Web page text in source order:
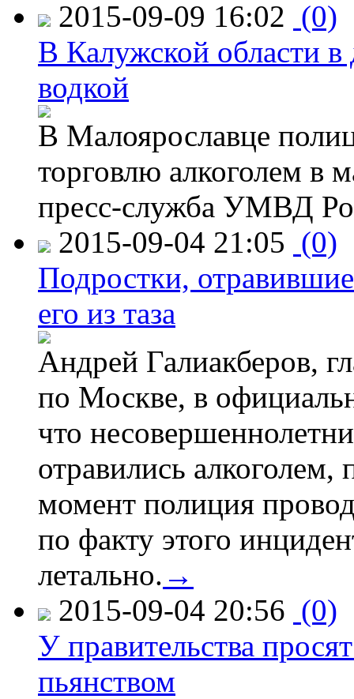
2015-09-09 16:02 (0)
В Калужской области в
водкой
В Малоярославце
торговлю алкоголем в
пресс-служба УМВД
2015-09-04 21:05 (0)
Подростки,
его из таза
Андрей Галиакберов,
по Москве, в
что
отравились
момент полиция
по факту этого
летально. →
2015-09-04 20:56 (0)
У правительства
пьянством